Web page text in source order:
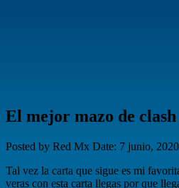
El mejor mazo de
Posted by Red Mx Date: 7 junio, 2020
Tal vez la carta que sigue es mi
veras con esta carta llegas por que